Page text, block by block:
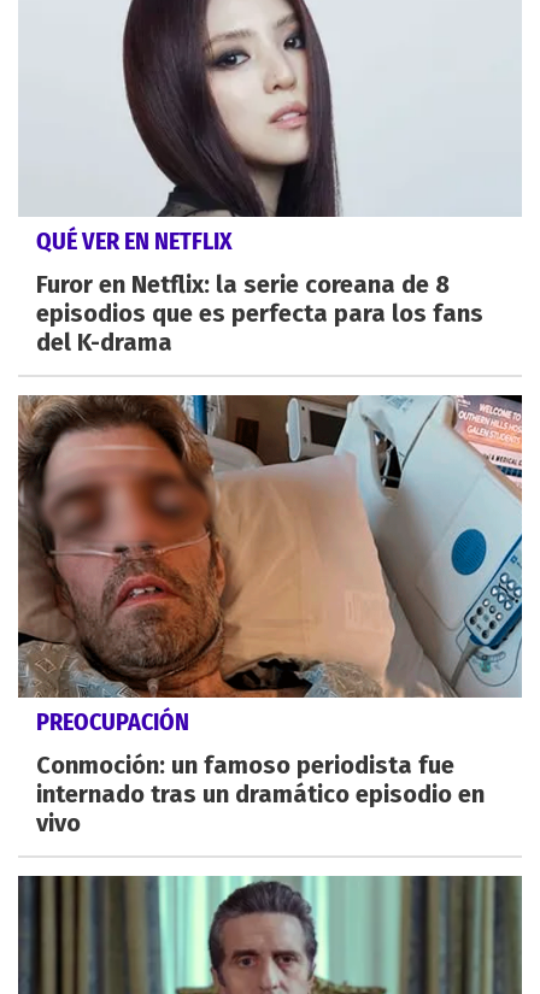
QUÉ VER EN NETFLIX
Furor en Netflix: la serie coreana de 8
episodios que es perfecta para los fans
del K-drama
PREOCUPACIÓN
Conmoción: un famoso periodista fue
internado tras un dramático episodio en
vivo